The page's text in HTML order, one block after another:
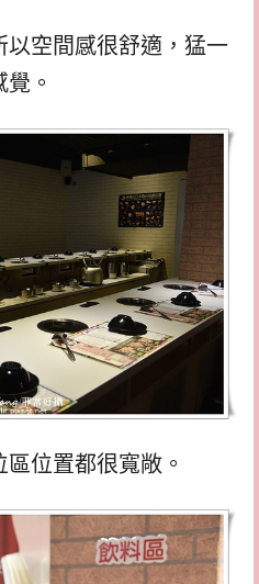
以空間感很舒適，猛一
。
位置都很寬敞。